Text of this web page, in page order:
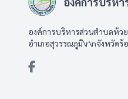
องค์การบริหารส่วนตำบลห้
อำเภอสุวรรณภูมิ\r\nจังหวัด